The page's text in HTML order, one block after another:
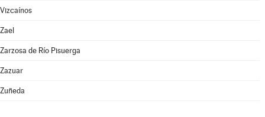
Vizcaínos
Zael
Zarzosa de Río Pisuerga
Zazuar
Zuñeda